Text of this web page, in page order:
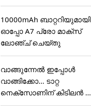
10000mAh ബാറ്ററിയുമായി
ഓപ്പോ A7 പ്രോ മാക്സ്
ലോഞ്ച് ചെയ്തു
വാങ്ങുന്നേൽ ഇപ്പോൾ
വാങ്ങിക്കോ... ടാറ്റ
നെക്സോണിന് കിടിലൻ ഓ
ഫർ